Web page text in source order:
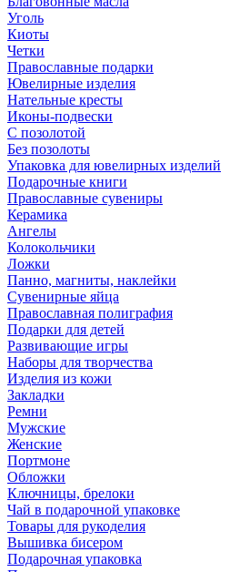
Уголь
Киоты
Четки
Православные подарки
Ювелирные изделия
Нательные кресты
Иконы-подвески
С позолотой
Без позолоты
Упаковка для ювелирных изделий
Подарочные книги
Православные сувениры
Керамика
Ангелы
Колокольчики
Ложки
Панно, магниты, наклейки
Сувенирные яйца
Православная полиграфия
Подарки для детей
Развивающие игры
Наборы для творчества
Изделия из кожи
Закладки
Ремни
Мужские
Женские
Портмоне
Обложки
Ключницы, брелоки
Чай в подарочной упаковке
Товары для рукоделия
Вышивка бисером
Подарочная упаковка